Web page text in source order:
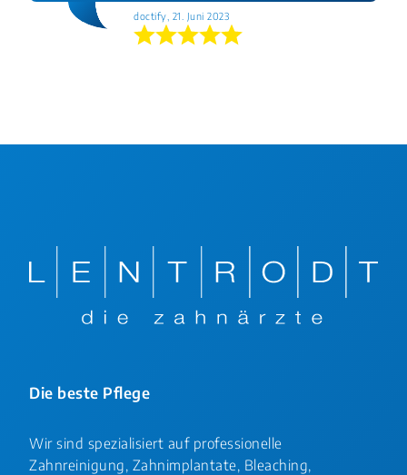
doctify, 21. Juni 2023
Die beste Pflege
Wir sind spezialisiert auf professionelle
Zahnreinigung, Zahnimplantate, Bleaching,